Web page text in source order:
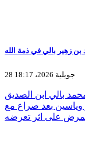
28 جويلية 2026، 18:17
بالي ابن الصديق
وياسين بعد صراع مع